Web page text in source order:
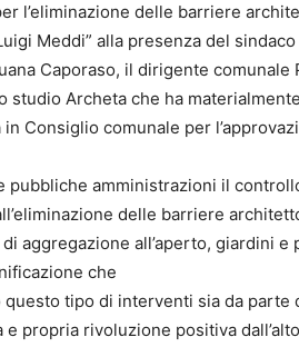
l’eliminazione delle barriere
Meddi” alla presenza del
Caporaso, il dirigente
studio Archeta che ha
Consiglio comunale per
pubbliche amministrazioni il
delle barriere
aggregazione all’aperto, giardini
che
tipo di interventi sia da parte
e propria rivoluzione positiva